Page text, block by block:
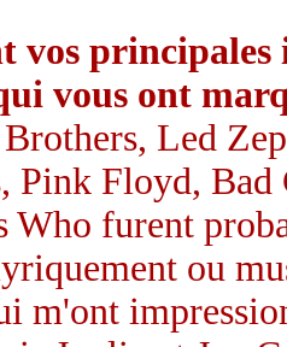
vos
vous ont
Led
Pink Floyd,
Who furent
ou
m'ont